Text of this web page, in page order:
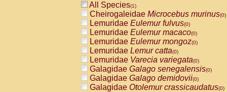
All Species(1)
Cheirogaleidae Microcebus murinus(0)
Lemuridae Eulemur fulvus(0)
Lemuridae Eulemur macaco(0)
Lemuridae Eulemur mongoz(0)
Lemuridae Lemur catta(0)
Lemuridae Varecia variegata(0)
Galagidae Galago senegalensis(0)
Galagidae Galago demidovii(0)
Galagidae Otolemur crassicaudatus(0)